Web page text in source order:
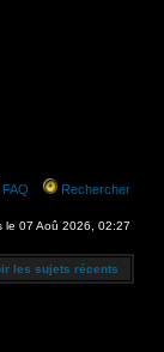
FAQ Rechercher
le 07 Aoû 2026, 02:27
les sujets récents